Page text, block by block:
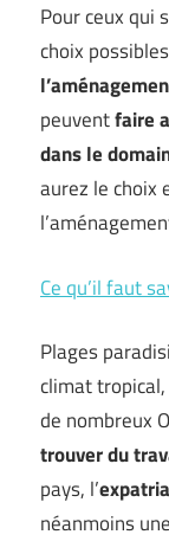
Pour ceux qui
choix
peuventfaire
dans le
aurez le choix
Ce qu’il faut
Plages
climat
de nombreux
trouver du
pays, l’
néanmoins